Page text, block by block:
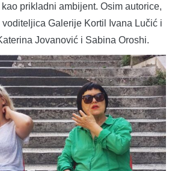
prikladni ambijent. Osim autorice,
Galerije Kortil Ivana Lučić i
Jovanović i Sabina Oroshi.